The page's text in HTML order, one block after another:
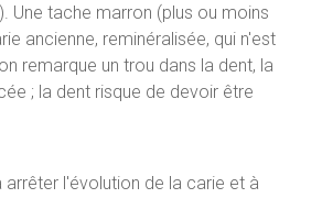
Une tache marron (plus ou moins
ancienne, reminéralisée, qui n'est
remarque un trou dans la dent, la
; la dent risque de devoir être
arrêter l'évolution de la carie et à